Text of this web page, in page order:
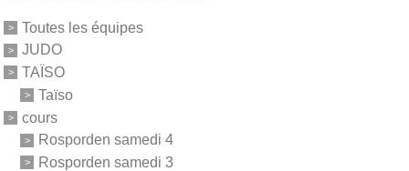
Toutes les équipes
JUDO
TAÏSO
Taïso
cours
Rosporden samedi 4
Rosporden samedi 3